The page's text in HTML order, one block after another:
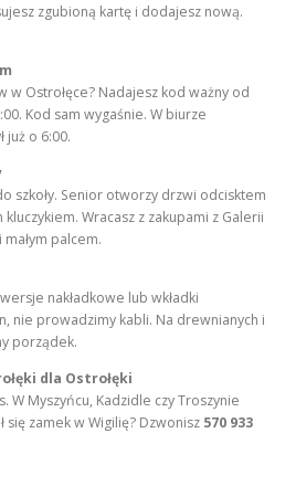
zgubioną kartę i dodajesz nową.
w Ostrołęce? Nadajesz kod ważny od
Kod sam wygaśnie. W biurze
już o 6:00.
szkoły. Senior otworzy drzwi odcisktem
kluczykiem. Wracasz z zakupami z Galerii
palcem.
nakładkowe lub wkładki
nie prowadzimy kabli. Na drewnianych i
porządek.
dla Ostrołęki
W Myszyńcu, Kadzidle czy Troszynie
się zamek w Wigilię? Dzwonisz 570 933